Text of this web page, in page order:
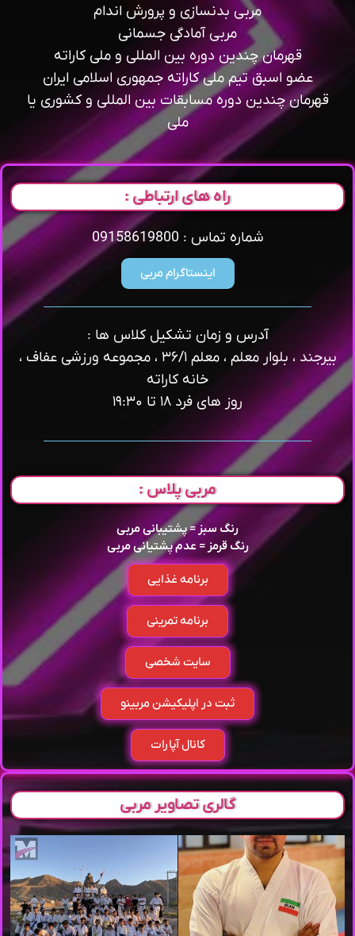
مربی بدنسازی و پرورش اندام
مربی آمادگی جسمانی
قهرمان چندین دوره بین المللی و ملی کاراته
عضو اسبق تیم ملی کاراته جمهوری اسلامی ایران
قهرمان چندین دوره مسابقات بین المللی و کشوری یا
ملی
راه های ارتباطی :
شماره تماس : 09158619800
اینستاگرام مربی
آدرس و زمان تشکیل کلاس ها :
بیرجند ، بلوار معلم ، معلم ۳۶/۱ ، مجموعه ورزشی عفاف ،
خانه کاراته
روز های فرد ۱۸ تا ۱۹:۳۰
مربی پلاس :
رنگ سبز = پشتیبانی مربی
رنگ قرمز = عدم پشتیانی مربی
برنامه غذایی
برنامه تمرینی
سایت شخصی
ثبت در اپلیکیشن مربینو
کانال آپارات
گالری تصاویر مربی